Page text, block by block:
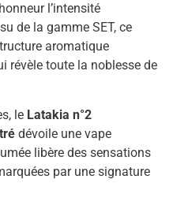
l’intensité
de la gamme SET, ce
aromatique
révèle toute la noblesse de
le Latakia n°2
dévoile une vape
libère des sensations
par une signature